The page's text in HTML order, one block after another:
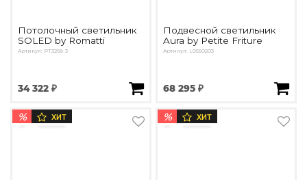
Потолочный светильник
SOLED by Romatti
Артикул: PT3268-3
34 322 ₽
Подвесной светильник
Aura by Petite Friture
Артикул: L0550203
68 295 ₽
% ХИТ % ХИТ